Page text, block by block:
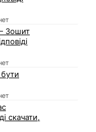
Зошит
скачати,